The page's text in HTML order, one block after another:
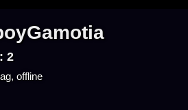
2
offline